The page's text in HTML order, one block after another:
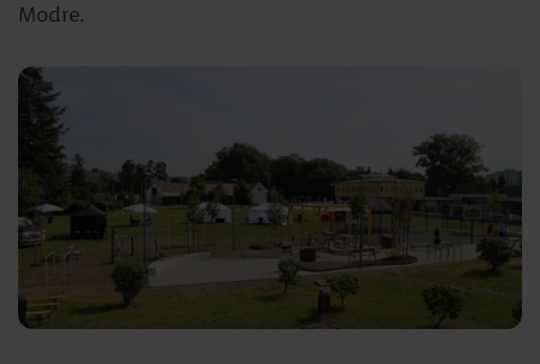
Modre.